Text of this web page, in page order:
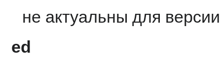
не актуальны для
ed